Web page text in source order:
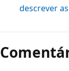
descrever